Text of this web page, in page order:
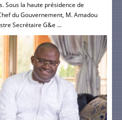
Sous la haute présidence de
du Gouvernement, M. Amadou
Secrétaire G&e ...